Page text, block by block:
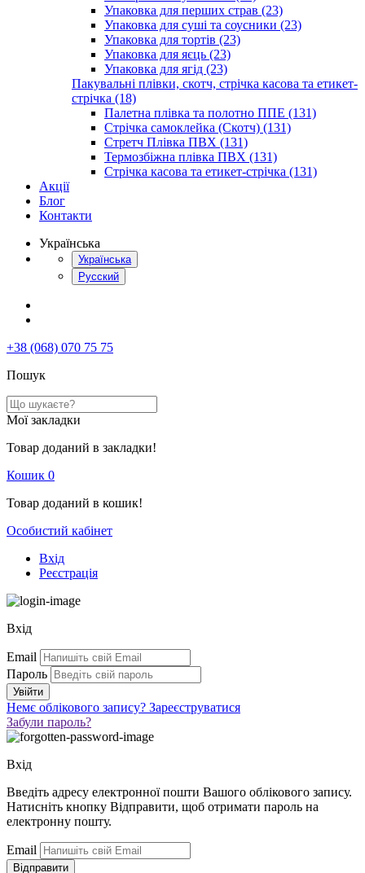
Упаковка для перших страв (23)
Упаковка для суші та соусники (23)
Упаковка для тортів (23)
Упаковка для яєць (23)
Упаковка для ягід (23)
Пакувальні плівки, скотч, стрічка касова та етикет-
стрічка (18)
Палетна плівка та полотно ППЕ (131)
Стрічка самоклейка (Скотч) (131)
Стретч Плівка ПВХ (131)
Термозбіжна плівка ПВХ (131)
Стрічка касова та етикет-стрічка (131)
Акції
Блог
Контакти
Українська
Українська
Русский
+38 (068) 070 75 75
Пошук
Мої закладки
Товар доданий в закладки!
Кошик 0
Товар доданий в кошик!
Особистий кабінет
Вхід
Реєстрація
Вхід
Email
Пароль
Немє облікового запису? Зареєструватися
Забули пароль?
Вхід
Введіть адресу електронної пошти Вашого облікового запису.
Натисніть кнопку Відправити, щоб отримати пароль на
електронну пошту.
Email